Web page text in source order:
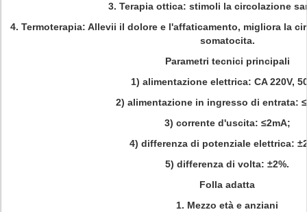
3. Terapia ottica: stimoli la circolazione
4. Termoterapia: Allevii il dolore e l'affaticamento, migliora la
somatocita.
Parametri tecnici principali
1) alimentazione elettrica: CA 220V,
2) alimentazione in ingresso di entrata:
3) corrente d'uscita: ≤2mA;
4) differenza di potenziale elettrica:
5) differenza di volta: ±2%.
Folla adatta
1. Mezzo età e anziani